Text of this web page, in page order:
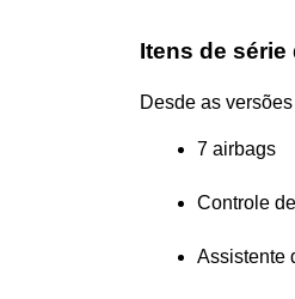
Itens de série
Desde as
7 airbags
Controle
Assistente